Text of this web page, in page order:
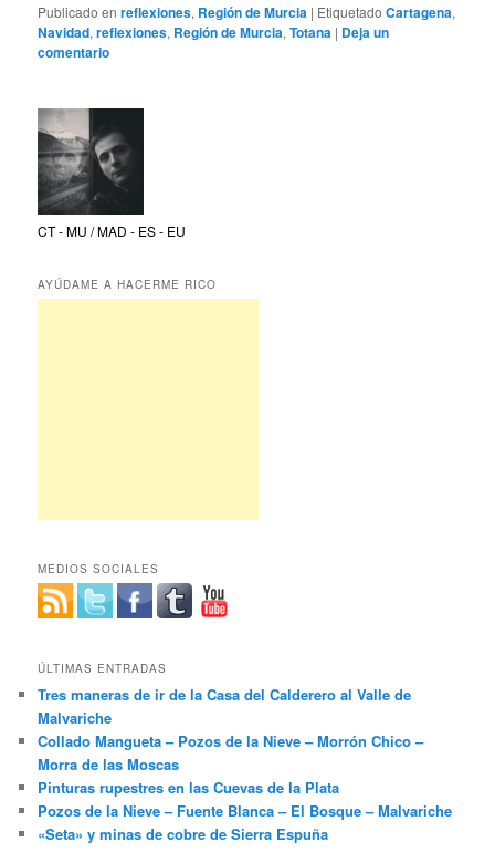
Publicado en reflexiones, Región de Murcia | Etiquetado Cartagena,
Navidad,reflexiones, Región de Murcia,Totana | Deja un
comentario
CT - MU / MAD - ES - EU
AYÚDAME A HACERME RICO
MEDIOS SOCIALES
ÚLTIMAS ENTRADAS
Tres maneras de ir de la Casa del Calderero al Valle de
Malvariche
Collado Mangueta – Pozos de la Nieve – Morrón Chico –
Morra de las Moscas
Pinturas rupestres en las Cuevas de la Plata
Pozos de la Nieve – Fuente Blanca – El Bosque – Malvariche
«Seta» y minas de cobre de Sierra Espuña